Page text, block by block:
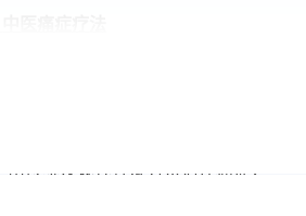
用传统及现代针灸方法治疗痛症；